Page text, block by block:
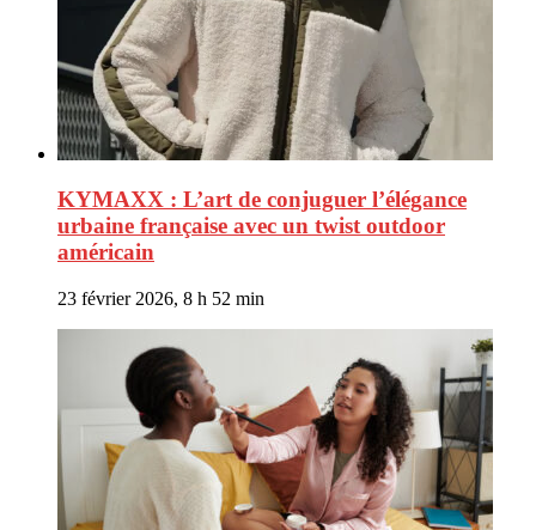
KYMAXX : L’art de conjuguer l’élégance
urbaine française avec un twist outdoor
américain
23 février 2026, 8 h 52 min